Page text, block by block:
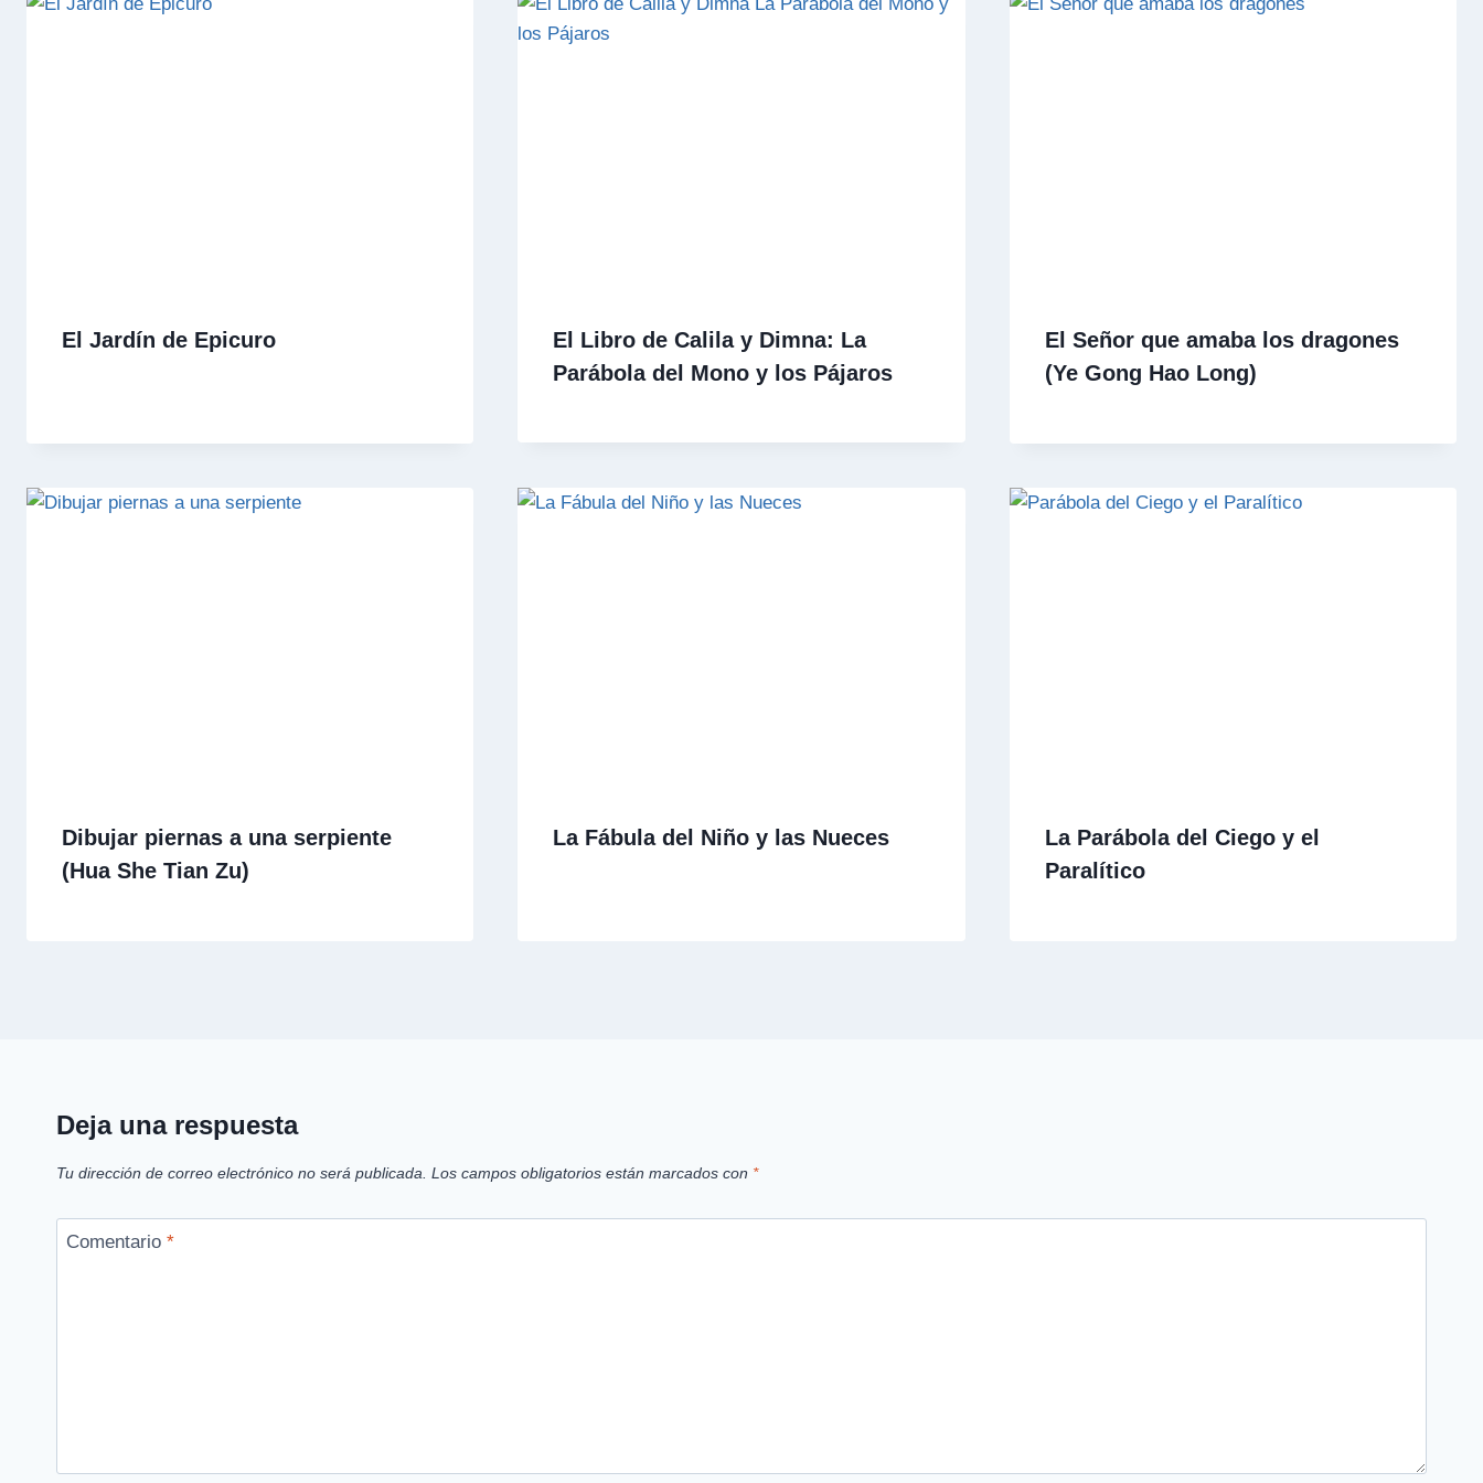
El Jardín de Epicuro
El Libro de Calila y Dimna: La
Parábola del Mono y los Pájaros
El Señor que amaba los dragones
(Ye Gong Hao Long)
Dibujar piernas a una serpiente
(Hua She Tian Zu)
La Fábula del Niño y las Nueces
La Parábola del Ciego y el
Paralítico
Deja una respuesta
Tu dirección de correo electrónico no será publicada. Los campos obligatorios están marcados con *
Comentario *